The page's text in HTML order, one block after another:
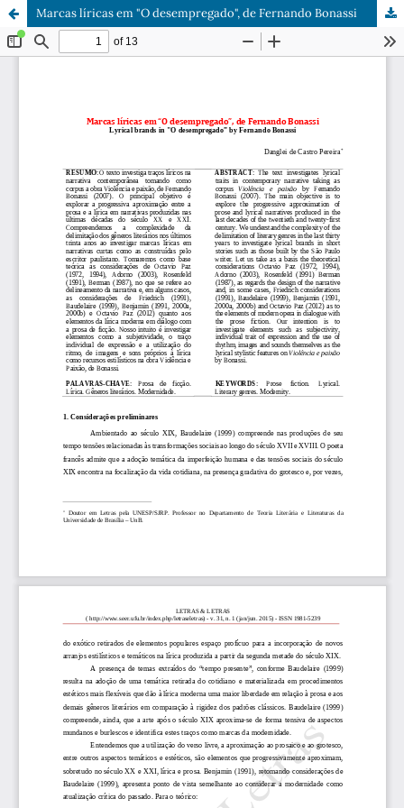
Marcas líricas em "O desempregado", de Fernando Bonassi